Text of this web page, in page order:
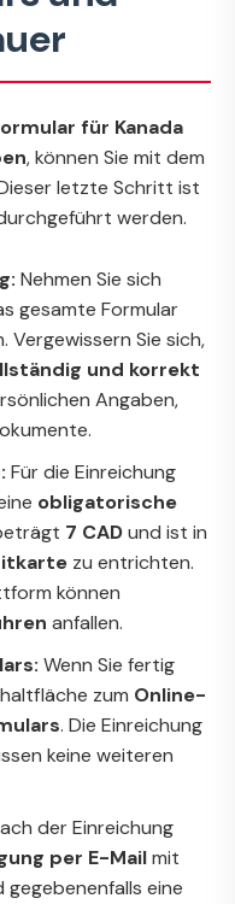
für Kanada
, können Sie mit dem
letzte Schritt ist
werden.
Nehmen Sie sich
gesamte Formular
Vergewissern Sie sich,
und korrekt
Angaben,
Für die Einreichung
obligatorische
7 CADund ist in
zu entrichten.
können
anfallen.
Wenn Sie fertig
zum Online-
. Die Einreichung
keine weiteren
der Einreichung
per E-Mailmit
gegebenenfalls eine